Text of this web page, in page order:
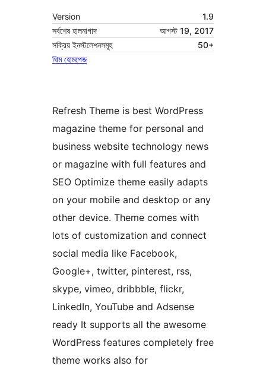
Version
1.9
সর্বশেষ হালনাগাদ
আগস্ট 19, 2017
সক্রিয় ইনস্টলেশনসমূহ
50+
থিম হোমপেজ
Refresh Theme is best WordPress
magazine theme for personal and
business website technology news
or magazine with full features and
SEO Optimize theme easily adapts
on your mobile and desktop or any
other device. Theme comes with
lots of customization and connect
social media like Facebook,
Google+, twitter, pinterest, rss,
skype, vimeo, dribbble, flickr,
LinkedIn, YouTube and Adsense
ready It supports all the awesome
WordPress features completely free
theme works also for